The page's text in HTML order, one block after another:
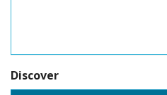
Discover